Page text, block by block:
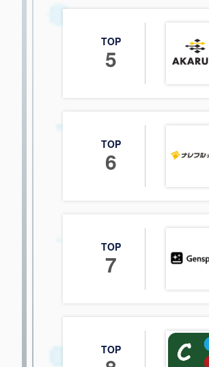
TOP
5
TOP
6
TOP
7
TOP